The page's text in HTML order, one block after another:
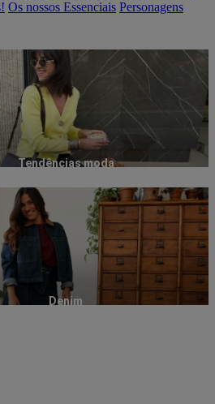
Os nossos Essenciais Personagens
Tendências moda
Denim